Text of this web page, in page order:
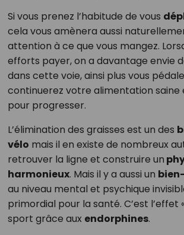
Si vous prenez l’habitude de vous
cela vous amènera aussi
attention à ce que vous mangez.
efforts payer, on a davantage envie
dans cette voie, ainsi plus vous
continuerez votre alimentation saine
pour progresser.
L’élimination des graisses est un des
vélo mais il en existe de nombreux
retrouver la ligne et construire un
harmonieux. Mais il y a aussi un
au niveau mental et psychique
primordial pour la santé. C’est l’effet
sport grâce aux endorphines.